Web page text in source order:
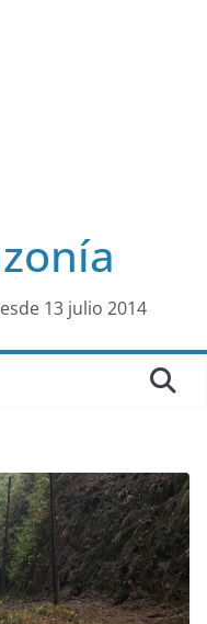
13 julio 2014